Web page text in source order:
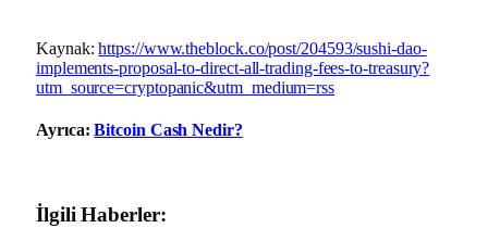
Kaynak:https://www.theblock.co/post/204593/sushi-dao-
implements-proposal-to-direct-all-trading-fees-to-treasury?
utm_source=cryptopanic&utm_medium=rss
Ayrıca:Bitcoin Cash Nedir?
İlgili Haberler: